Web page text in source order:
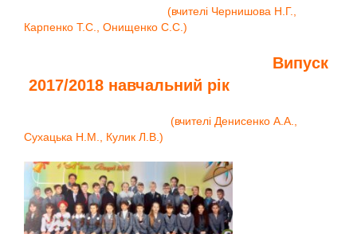
(вчителі Чернишова Н.Г.,
Карпенко Т.С., Онищенко С.С.)
Випуск
2017/2018 навчальний рік
(вчителі Денисенко А.А.,
Сухацька Н.М., Кулик Л.В.)